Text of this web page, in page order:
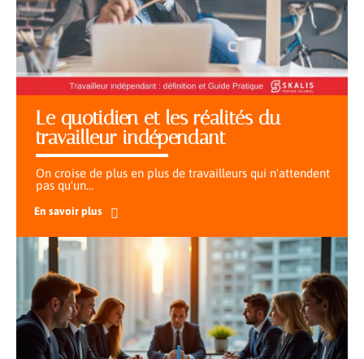
Le quotidien et les réalités du
travailleur indépendant
On croise de plus en plus de travailleurs qui n'attendent
pas qu'un…
En savoir plus